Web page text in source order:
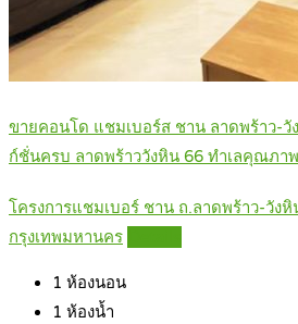
ขายคอนโด แชมเบอร์ส ชาน ลาดพร้าว-วั
ก์ชั่นครบ ลาดพร้าววังหิน 66 ทำเลคุณภา
โครงการแชมเบอร์ ชาน ถ.ลาดพร้าว-วัง
กรุงเทพมหานคร
1 ห้องนอน
1 ห้องน้ำ